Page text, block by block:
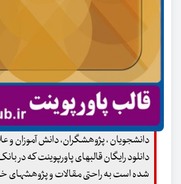
دانشجویان ، پژوهشگران، دانش آموزان و
دانلود رایگان قالبهای پاورپوینت که در
شده است به راحتی مقالات و پژوهشهای خود